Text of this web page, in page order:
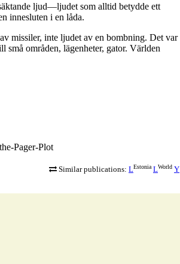
ljud—ljudet som alltid betydde ett
innesluten i en låda.
missiler, inte ljudet av en bombning. Det var
små områden, lägenheter, gator. Världen
Pager-Plot
Similar publications: LEstonia LWorld Y